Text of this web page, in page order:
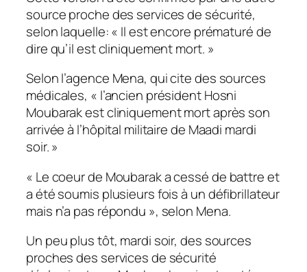
source proche des services de sécurité,
selon laquelle: « Il est encore prématuré de
dire qu’il est cliniquement mort. »
Selon l’agence Mena, qui cite des sources
médicales, « l’ancien président Hosni
Moubarak est cliniquement mort après son
arrivée à l’hôpital militaire de Maadi mardi
soir. »
« Le coeur de Moubarak a cessé de battre et
a été soumis plusieurs fois à un défibrillateur
mais n’a pas répondu », selon Mena.
Un peu plus tôt, mardi soir, des sources
proches des services de sécurité